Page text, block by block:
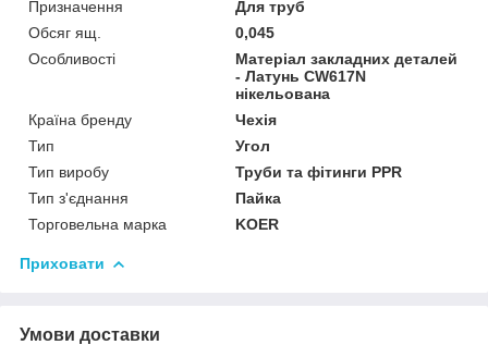
Призначення
Для труб
Обсяг ящ.
0,045
Особливості
Матеріал закладних деталей
- Латунь CW617N
нікельована
Країна бренду
Чехія
Тип
Угол
Тип виробу
Труби та фітинги PPR
Тип з'єднання
Пайка
Торговельна марка
KOER
Приховати
Умови доставки